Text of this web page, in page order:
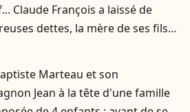
Claude François a laissé de
dettes, la mère de ses fils
de tout
Marteau et son
Jean à la tête d'une famille